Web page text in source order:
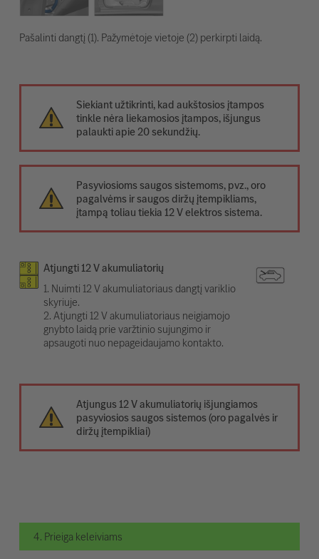
Pašalinti dangtį (1). Pažymėtoje vietoje (2) perkirpti laidą.
Siekiant užtikrinti, kad aukštosios įtampos
tinkle nėra liekamosios įtampos, išjungus
palaukti apie 20 sekundžių.
Pasyviosioms saugos sistemoms, pvz., oro
pagalvėms ir saugos diržų įtempikliams,
įtampą toliau tiekia 12 V elektros sistema.
Atjungti 12 V akumuliatorių
1. Nuimti 12 V akumuliatoriaus dangtį variklio
skyriuje.
2. Atjungti 12 V akumuliatoriaus neigiamojo
gnybto laidą prie varžtinio sujungimo ir
apsaugoti nuo nepageidaujamo kontakto.
Atjungus 12 V akumuliatorių išjungiamos
pasyviosios saugos sistemos (oro pagalvės ir
diržų įtempikliai)
4. Prieiga keleiviams